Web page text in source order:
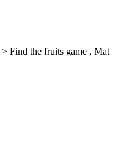
> Find the fruits game , Mat